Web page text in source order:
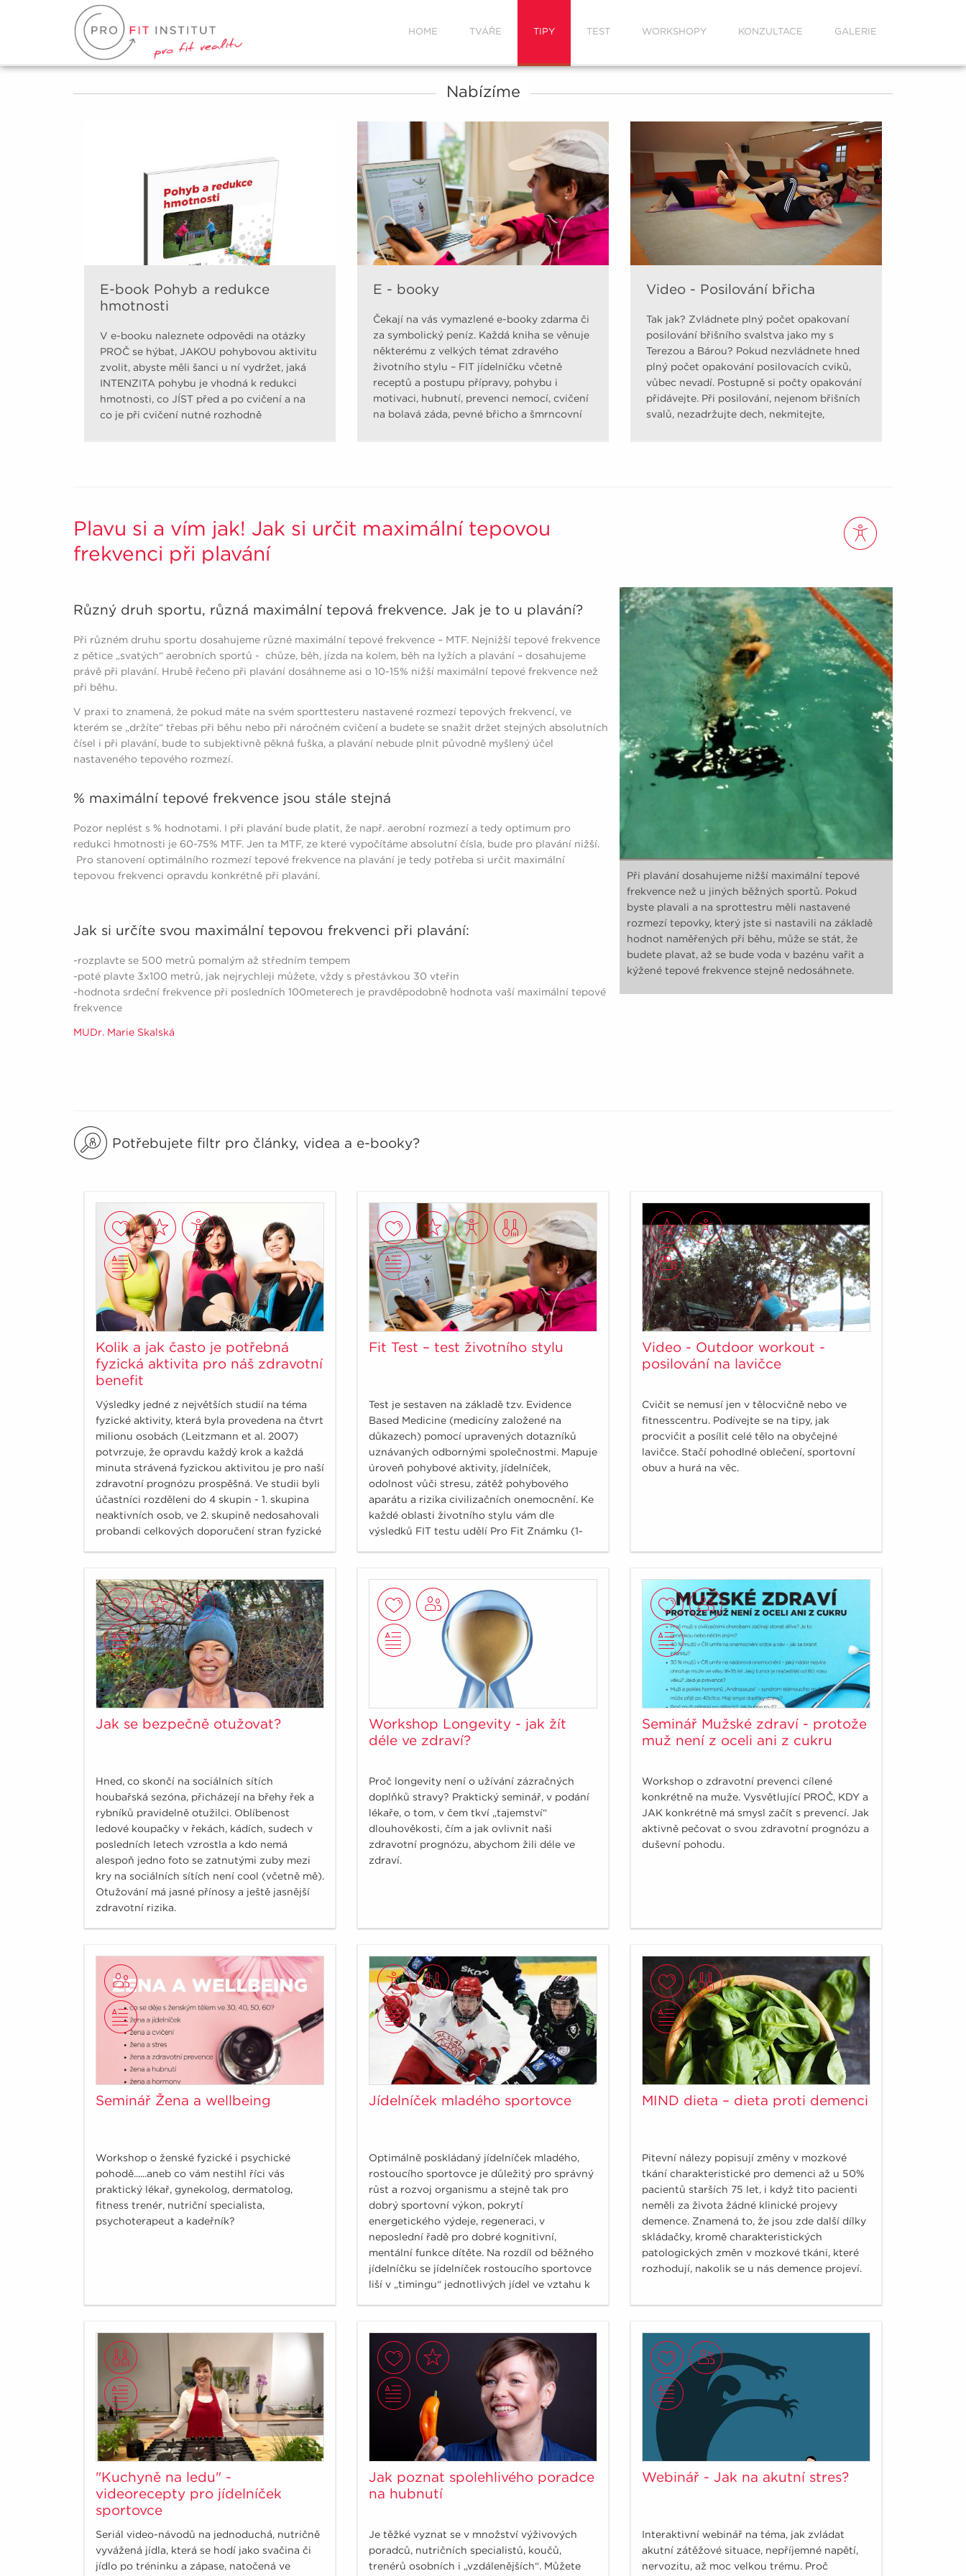
HOME TVÁŘE TIPY TEST WORKSHOPY KONZULTACE GALERIE
Nabízíme
E-book Pohyb a redukce
hmotnosti
V e-booku naleznete odpovědi na otázky
PROČ se hýbat, JAKOU pohybovou aktivitu
zvolit, abyste měli šanci u ní vydržet, jaká
INTENZITA pohybu je vhodná k redukci
hmotnosti, co JÍST před a po cvičení a na
co je při cvičení nutné rozhodně
E - booky
Čekají na vás vymazlené e-booky zdarma či
za symbolický peníz. Každá kniha se věnuje
některému z velkých témat zdravého
životního stylu – FIT jídelníčku včetně
receptů a postupu přípravy, pohybu i
motivaci, hubnutí, prevenci nemocí, cvičení
na bolavá záda, pevné břicho a šmrncovní
Video - Posilování břicha
Tak jak? Zvládnete plný počet opakovaní
posilování břišního svalstva jako my s
Terezou a Bárou? Pokud nezvládnete hned
plný počet opakování posilovacích cviků,
vůbec nevadí. Postupně si počty opakování
přidávejte. Při posilování, nejenom břišních
svalů, nezadržujte dech, nekmitejte,
Plavu si a vím jak! Jak si určit maximální tepovou
frekvenci při plavání
Různý druh sportu, různá maximální tepová frekvence. Jak je to u plavání?
Při různém druhu sportu dosahujeme různé maximální tepové frekvence – MTF. Nejnižší tepové frekvence
z pětice „svatých“ aerobních sportů - chůze, běh, jízda na kolem, běh na lyžích a plavání – dosahujeme
právě při plavání. Hrubě řečeno při plavání dosáhneme asi o 10-15% nižší maximální tepové frekvence než
při běhu.
V praxi to znamená, že pokud máte na svém sporttesteru nastavené rozmezí tepových frekvencí, ve
kterém se „držíte“ třebas při běhu nebo při náročném cvičení a budete se snažit držet stejných absolutních
čísel i při plavání, bude to subjektivně pěkná fuška, a plavání nebude plnit původně myšlený účel
nastaveného tepového rozmezí.
% maximální tepové frekvence jsou stále stejná
Pozor neplést s % hodnotami. I při plavání bude platit, že např. aerobní rozmezí a tedy optimum pro
redukci hmotnosti je 60-75% MTF. Jen ta MTF, ze které vypočítáme absolutní čísla, bude pro plavání nižší.
Pro stanovení optimálního rozmezí tepové frekvence na plavání je tedy potřeba si určit maximální
tepovou frekvenci opravdu konkrétně při plavání.
Jak si určíte svou maximální tepovou frekvenci při plavání:
-rozplavte se 500 metrů pomalým až středním tempem
-poté plavte 3x100 metrů, jak nejrychleji můžete, vždy s přestávkou 30 vteřin
-hodnota srdeční frekvence při posledních 100meterech je pravděpodobně hodnota vaší maximální tepové
frekvence
MUDr. Marie Skalská
Při plavání dosahujeme nižší maximální tepové
frekvence než u jiných běžných sportů. Pokud
byste plavali a na sprottestru měli nastavené
rozmezí tepovky, který jste si nastavili na základě
hodnot naměřených při běhu, může se stát, že
budete plavat, až se bude voda v bazénu vařit a
kýžené tepové frekvence stejně nedosáhnete.
Potřebujete filtr pro články, videa a e-booky?
Kolik a jak často je potřebná
fyzická aktivita pro náš zdravotní
benefit
Výsledky jedné z největších studií na téma
fyzické aktivity, která byla provedena na čtvrt
milionu osobách (Leitzmann et al. 2007)
potvrzuje, že opravdu každý krok a každá
minuta strávená fyzickou aktivitou je pro naší
zdravotní prognózu prospěšná. Ve studii byli
účastníci rozděleni do 4 skupin - 1. skupina
neaktivních osob, ve 2. skupině nedosahovali
probandi celkových doporučení stran fyzické
Fit Test – test životního stylu
Test je sestaven na základě tzv. Evidence
Based Medicine (medicíny založené na
důkazech) pomocí upravených dotazníků
uznávaných odbornými společnostmi. Mapuje
úroveň pohybové aktivity, jídelníček,
odolnost vůči stresu, zátěž pohybového
aparátu a rizika civilizačních onemocnění. Ke
každé oblasti životního stylu vám dle
výsledků FIT testu udělí Pro Fit Známku (1-
podrobnější komentář a osvědčené tipy, co
by vám v dané oblasti mohlo pomoci.
Video - Outdoor workout -
posilování na lavičce
Cvičit se nemusí jen v tělocvičně nebo ve
fitnesscentru. Podívejte se na tipy, jak
procvičit a posílit celé tělo na obyčejné
lavičce. Stačí pohodlné oblečení, sportovní
obuv a hurá na věc.
Jak se bezpečně otužovat?
Hned, co skončí na sociálních sítích
houbařská sezóna, přicházejí na břehy řek a
rybníků pravidelně otužilci. Oblíbenost
ledové koupačky v řekách, kádích, sudech v
posledních letech vzrostla a kdo nemá
alespoň jedno foto se zatnutými zuby mezi
kry na sociálních sítích není cool (včetně mě).
Otužování má jasné přínosy a ještě jasnější
zdravotní rizika.
Workshop Longevity - jak žít
déle ve zdraví?
Proč longevity není o užívání zázračných
doplňků stravy? Praktický seminář, v podání
lékaře, o tom, v čem tkví „tajemství“
dlouhověkosti, čím a jak ovlivnit naši
zdravotní prognózu, abychom žili déle ve
zdraví.
Seminář Mužské zdraví - protože
muž není z oceli ani z cukru
Workshop o zdravotní prevenci cílené
konkrétně na muže. Vysvětlující PROČ, KDY a
JAK konkrétně má smysl začít s prevencí. Jak
aktivně pečovat o svou zdravotní prognózu a
duševní pohodu.
Seminář Žena a wellbeing
Workshop o ženské fyzické i psychické
pohodě......aneb co vám nestihl říci vás
praktický lékař, gynekolog, dermatolog,
fitness trenér, nutriční specialista,
psychoterapeut a kadeřník?
Jídelníček mladého sportovce
Optimálně poskládaný jídelníček mladého,
rostoucího sportovce je důležitý pro správný
růst a rozvoj organismu a stejně tak pro
dobrý sportovní výkon, pokrytí
energetického výdeje, regeneraci, v
neposlední řadě pro dobré kognitivní,
mentální funkce dítěte. Na rozdíl od běžného
jídelníčku se jídelníček rostoucího sportovce
liší v „timingu“ jednotlivých jídel ve vztahu k
MIND dieta – dieta proti demenci
Pitevní nálezy popisují změny v mozkové
tkání charakteristické pro demenci až u 50%
pacientů starších 75 let, i když tito pacienti
neměli za života žádné klinické projevy
demence. Znamená to, že jsou zde další dílky
skládačky, kromě charakteristických
patologických změn v mozkové tkáni, které
rozhodují, nakolik se u nás demence projeví.
"Kuchyně na ledu" -
videorecepty pro jídelníček
sportovce
Seriál video-návodů na jednoduchá, nutričně
vyvážená jídla, která se hodí jako svačina či
jídlo po tréninku a zápase, natočená ve
Jak poznat spolehlivého poradce
na hubnutí
Je těžké vyznat se v množství výživových
poradců, nutričních specialistů, koučů,
trenérů osobních i „vzdálenějších“. Můžete
Webinář - Jak na akutní stres?
Interaktivní webinář na téma, jak zvládat
akutní zátěžové situace, nepříjemné napětí,
nervozitu, až moc velkou trému. Proč